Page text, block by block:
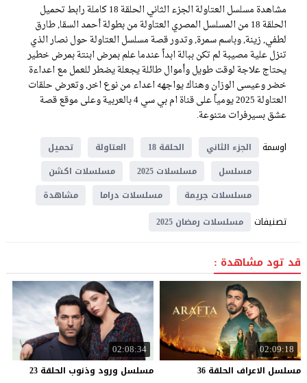
مشاهدة مسلسل العتاولة الجزء الثاني الحلقة 18 كاملة رابط تحميل
الحلقة 18 من المسلسل المصري العتاولة من بطولة أحمد السقا, طارق
لطفي, زينة, وباسم سمرة, وتدور قصة مسلسل العتاولة حول نصار الذي
تنزل علية مصيبة لم تكن ببالة ابداً عندما علم بمرض ابنتة بمرض خطير
يحتاج علاجة لوقت طويل وأموال طائلة يجعلة يضطر للعمل مع اعداءة
خضر وعيسى الوزان وهناك يواجهه اعداء من نوع اخر, وتعرض حلقات
العتاولة 2025 يومياً على قناة ام بي سي 4 بالعربية وعلى موقع قصة
عشق بسيرفرات متنوعة.
اوسمة
الجزء الثاني الحلقة 18 العتاولة
تحميل
مسلسل
مسلسلات 2025
مسلسلات اكشن
مسلسلات جريمة
مسلسلات دراما مشاهدة
تصنيفات مسلسلات رمضان 2025
قد تود مشاهدة :
02:09:18
مسلسل الاعراف الحلقة 36
02:08:34
مسلسل ورود وذنوب الحلقة 23